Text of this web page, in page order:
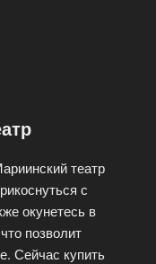
театр
с
окунетесь в
позволит
Сейчас купить